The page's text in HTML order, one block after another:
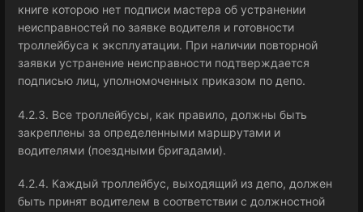
книге которою нет подписи мастера об устранении
неисправностей по заявке водителя и готовности
троллейбуса к эксплуатации. При наличии повторной
заявки устранение неисправности подтверждается
подписью лиц, уполномоченных приказом по депо.
4.2.3. Все троллейбусы, как правило, должны быть
закреплены за определенными маршрутами и
водителями (поездными бригадами).
4.2.4. Каждый троллейбус, выходящий из депо, должен
быть принят водителем в соответствии с должностной